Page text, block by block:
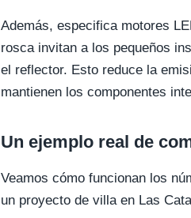
Además, especifica motores
rosca invitan a los pequeños
el reflector. Esto reduce la
mantienen los componentes
Un ejemplo real de
Veamos cómo funcionan los
un proyecto de villa en Las